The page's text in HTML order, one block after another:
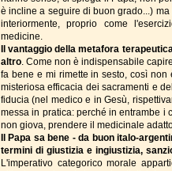
è incline a seguire di buon grado...)
interiormente, proprio come
medicine.
Il vantaggio della metafora
altro . Come non è indispensabile
fa bene e mi rimette in sesto, così
misteriosa efficacia dei sacramenti e
fiducia (nel medico e in Gesù,
messa in pratica: perché in entrambe i
non giova, prendere il medicinale
Il Papa sa bene - da buon italo-
termini di giustizia e ingiustizia,
L'imperativo categorico morale